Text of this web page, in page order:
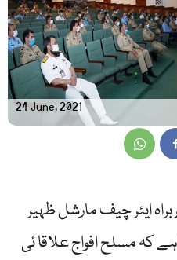
24 June, 2021
ایئر چیف مارشل ظہیر
کہ مسلح افواج علاقا ئی